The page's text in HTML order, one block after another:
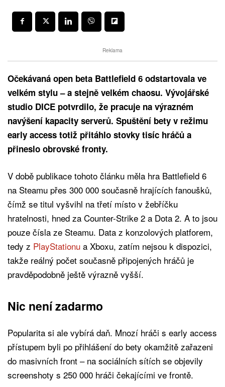
Reklama
Očekávaná open beta Battlefield 6 odstartovala ve
velkém stylu – a stejně velkém chaosu. Vývojářské
studio DICE potvrdilo, že pracuje na výrazném
navýšení kapacity serverů. Spuštění bety v režimu
early access totiž přitáhlo stovky tisíc hráčů a
přineslo obrovské fronty.
V době publikace tohoto článku měla hra Battlefield 6
na Steamu přes 300 000 současně hrajících fanoušků,
čímž se titul vyšvihl na třetí místo v žebříčku
hratelnosti, hned za Counter-Strike 2 a Dota 2. A to jsou
pouze čísla ze Steamu. Data z konzolových platforem,
tedy z PlayStationu a Xboxu, zatím nejsou k dispozici,
takže reálný počet současně připojených hráčů je
pravděpodobně ještě výrazně vyšší.
Nic není zadarmo
Popularita si ale vybírá daň. Mnozí hráči s early access
přístupem byli po přihlášení do bety okamžitě zařazeni
do masivních front – na sociálních sítích se objevily
screenshoty s 250 000 hráči čekajícími ve frontě.